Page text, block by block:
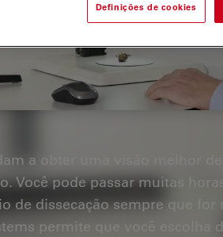
a obter uma visão melhor
Você pode passar muitas
de dissecação sempre que for
permite que você escolha
Definições de cookies